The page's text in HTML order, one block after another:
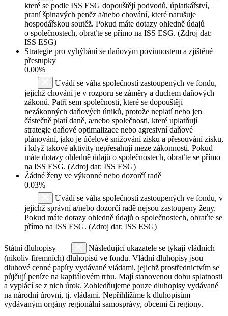
které se podle ISS ESG dopouštějí podvodů, úplatkářství,
praní špinavých peněz a/nebo chování, které narušuje
hospodářskou soutěž. Pokud máte dotazy ohledně údajů
o společnostech, obraťte se přímo na ISS ESG. (Zdroj dat:
ISS ESG)
Strategie pro vyhýbání se daňovým povinnostem a zjištěné
přestupky
0.00%
Uvádí se váha společností zastoupených ve fondu,
jejichž chování je v rozporu se záměry a duchem daňových
zákonů. Patří sem společnosti, které se dopouštějí
nezákonných daňových úniků, protože neplatí nebo jen
částečně platí daně, a/nebo společnosti, které uplatňují
strategie daňové optimalizace nebo agresivní daňové
plánování, jako je účelové snižování zisku a přesouvání zisku,
i když takové aktivity nepřesahují meze zákonnosti. Pokud
máte dotazy ohledně údajů o společnostech, obraťte se přímo
na ISS ESG. (Zdroj dat: ISS ESG)
Žádné ženy ve výkonné nebo dozorčí radě
0.03%
Uvádí se váha společností zastoupených ve fondu, v
jejichž správní a/nebo dozorčí radě nejsou zastoupeny ženy.
Pokud máte dotazy ohledně údajů o společnostech, obraťte se
přímo na ISS ESG. (Zdroj dat: ISS ESG)
Státní dluhopisy
Následující ukazatele se týkají vládních
(nikoliv firemních) dluhopisů ve fondu. Vládní dluhopisy jsou
dluhové cenné papíry vydávané vládami, jejichž prostřednictvím se
půjčují peníze na kapitálovém trhu. Mají stanovenou dobu splatnosti
a vyplácí se z nich úrok. Zohledňujeme pouze dluhopisy vydávané
na národní úrovni, tj. vládami. Nepřihlížíme k dluhopisům
vydávaným orgány regionální samosprávy, obcemi či regiony.